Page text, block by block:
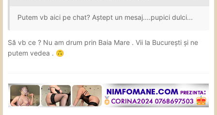
Putem vb aici pe chat? Aștept un mesaj....pupici dulci...
Să vb ce ? Nu am drum prin Baia Mare . Vii la București și ne
putem vedea . 🙃